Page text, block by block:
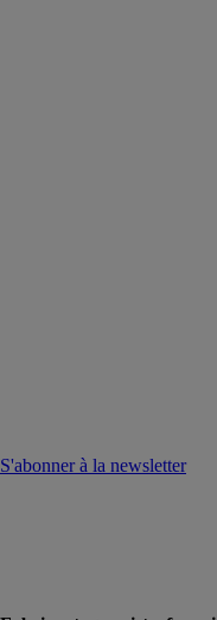
S'abonner à la newsletter